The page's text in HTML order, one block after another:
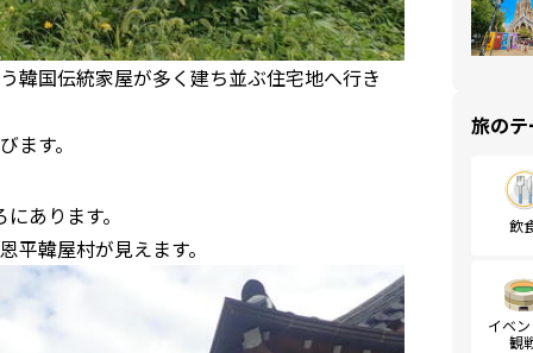
韓国伝統家屋が多く建ち並ぶ住宅地へ行き
ます。
あります。
韓屋村が見えます。
旅の
飲
イベ
観